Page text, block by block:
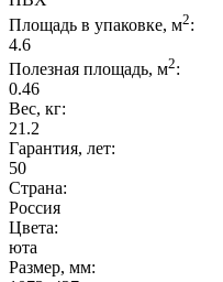
Площадь в упаковке, м2:
4.6
Полезная площадь, м2:
0.46
Вес, кг:
21.2
Гарантия, лет:
50
Страна:
Россия
Цвета:
юта
Размер, мм: